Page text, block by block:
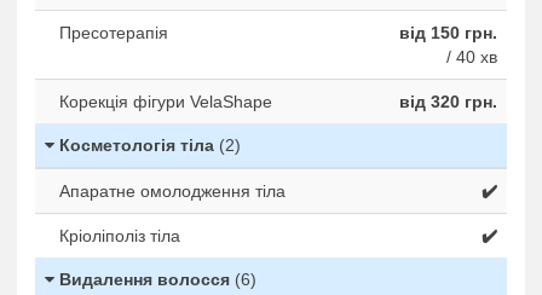
Пресотерапія
від 150 грн.
/ 40 хв
Корекція фігури VelaShape від 320 грн.
Косметологія тіла (2)
Апаратне омолодження тіла ✔️
Кріоліполіз тіла ✔️
Видалення волосся (6)